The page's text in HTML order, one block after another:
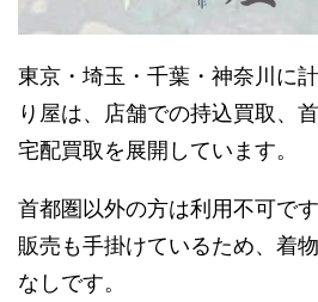
東京・埼玉・千葉・神奈川に
り屋は、店舗での持込買取、
宅配買取を展開しています。
首都圏以外の方は利用不可で
販売も手掛けているため、着
なしです。